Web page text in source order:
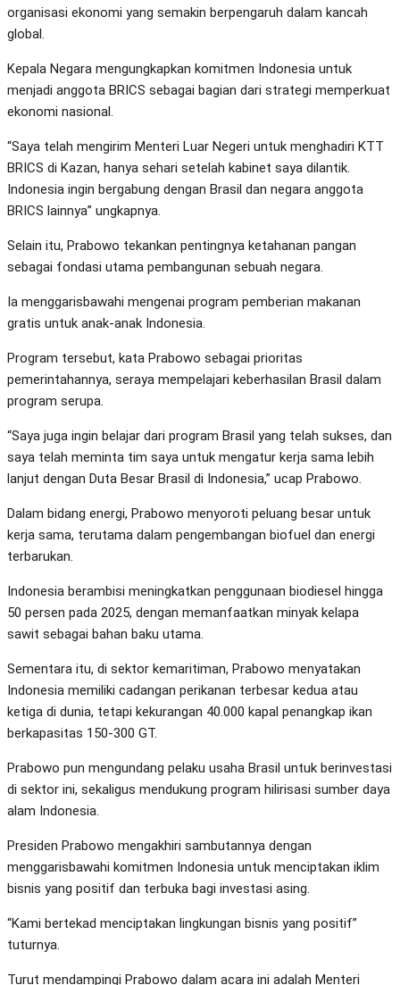
organisasi ekonomi yang semakin berpengaruh dalam kancah
global.
Kepala Negara mengungkapkan komitmen Indonesia untuk
menjadi anggota BRICS sebagai bagian dari strategi memperkuat
ekonomi nasional.
“Saya telah mengirim Menteri Luar Negeri untuk menghadiri KTT
BRICS di Kazan, hanya sehari setelah kabinet saya dilantik.
Indonesia ingin bergabung dengan Brasil dan negara anggota
BRICS lainnya” ungkapnya.
Selain itu, Prabowo tekankan pentingnya ketahanan pangan
sebagai fondasi utama pembangunan sebuah negara.
Ia menggarisbawahi mengenai program pemberian makanan
gratis untuk anak-anak Indonesia.
Program tersebut, kata Prabowo sebagai prioritas
pemerintahannya, seraya mempelajari keberhasilan Brasil dalam
program serupa.
“Saya juga ingin belajar dari program Brasil yang telah sukses, dan
saya telah meminta tim saya untuk mengatur kerja sama lebih
lanjut dengan Duta Besar Brasil di Indonesia,” ucap Prabowo.
Dalam bidang energi, Prabowo menyoroti peluang besar untuk
kerja sama, terutama dalam pengembangan biofuel dan energi
terbarukan.
Indonesia berambisi meningkatkan penggunaan biodiesel hingga
50 persen pada 2025, dengan memanfaatkan minyak kelapa
sawit sebagai bahan baku utama.
Sementara itu, di sektor kemaritiman, Prabowo menyatakan
Indonesia memiliki cadangan perikanan terbesar kedua atau
ketiga di dunia, tetapi kekurangan 40.000 kapal penangkap ikan
berkapasitas 150-300 GT.
Prabowo pun mengundang pelaku usaha Brasil untuk berinvestasi
di sektor ini, sekaligus mendukung program hilirisasi sumber daya
alam Indonesia.
Presiden Prabowo mengakhiri sambutannya dengan
menggarisbawahi komitmen Indonesia untuk menciptakan iklim
bisnis yang positif dan terbuka bagi investasi asing.
“Kami bertekad menciptakan lingkungan bisnis yang positif”
tuturnya.
Turut mendampingi Prabowo dalam acara ini adalah Menteri